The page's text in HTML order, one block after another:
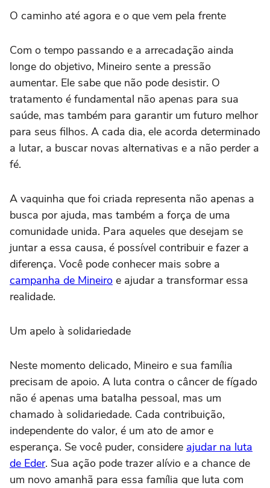
O caminho até agora e o que vem pela frente
Com o tempo passando e a arrecadação ainda
longe do objetivo, Mineiro sente a pressão
aumentar. Ele sabe que não pode desistir. O
tratamento é fundamental não apenas para sua
saúde, mas também para garantir um futuro melhor
para seus filhos. A cada dia, ele acorda determinado
a lutar, a buscar novas alternativas e a não perder a
fé.
A vaquinha que foi criada representa não apenas a
busca por ajuda, mas também a força de uma
comunidade unida. Para aqueles que desejam se
juntar a essa causa, é possível contribuir e fazer a
diferença. Você pode conhecer mais sobre a
campanha de Mineiro e ajudar a transformar essa
realidade.
Um apelo à solidariedade
Neste momento delicado, Mineiro e sua família
precisam de apoio. A luta contra o câncer de fígado
não é apenas uma batalha pessoal, mas um
chamado à solidariedade. Cada contribuição,
independente do valor, é um ato de amor e
esperança. Se você puder, considere ajudar na luta
de Eder. Sua ação pode trazer alívio e a chance de
um novo amanhã para essa família que luta com